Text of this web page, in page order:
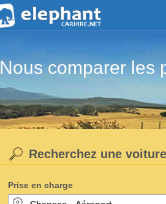
Nous comparer les
Recherchez une voiture
Prise en charge